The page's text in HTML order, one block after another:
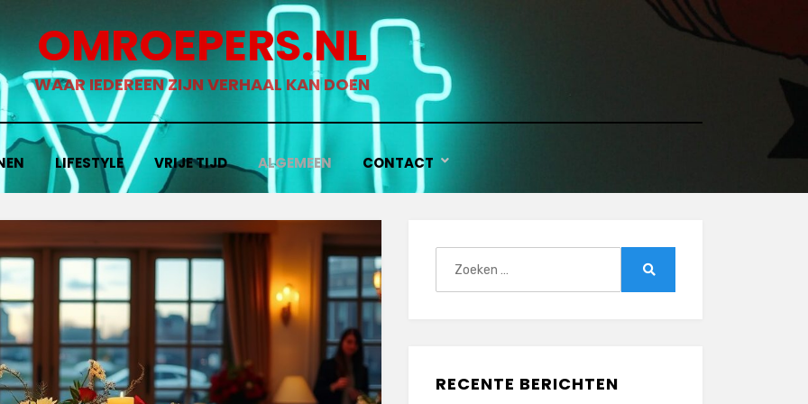
OMROEPERS.NL
WAAR IEDEREEN ZIJN VERHAAL KAN DOEN
LIFESTYLE VRIJE TIJD ALGEMEEN CONTACT
RECENTE BERICHTEN